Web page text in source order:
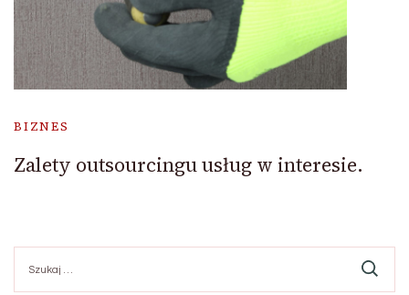
BIZNES
Zalety outsourcingu usług w interesie.